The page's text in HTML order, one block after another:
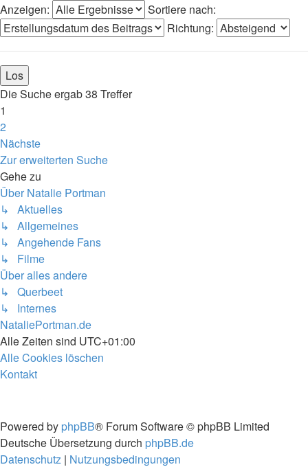
Anzeigen:
Sortiere nach:
Richtung:
Die Suche ergab 38 Treffer
1
2
Nächste
Zur erweiterten Suche
Gehe zu
Über Natalie Portman
↳ Aktuelles
↳ Allgemeines
↳ Angehende Fans
↳ Filme
Über alles andere
↳ Querbeet
↳ Internes
NataliePortman.de
Alle Zeiten sind UTC+01:00
Alle Cookies löschen
Kontakt
Powered by phpBB® Forum Software © phpBB Limited
Deutsche Übersetzung durch phpBB.de
Datenschutz | Nutzungsbedingungen